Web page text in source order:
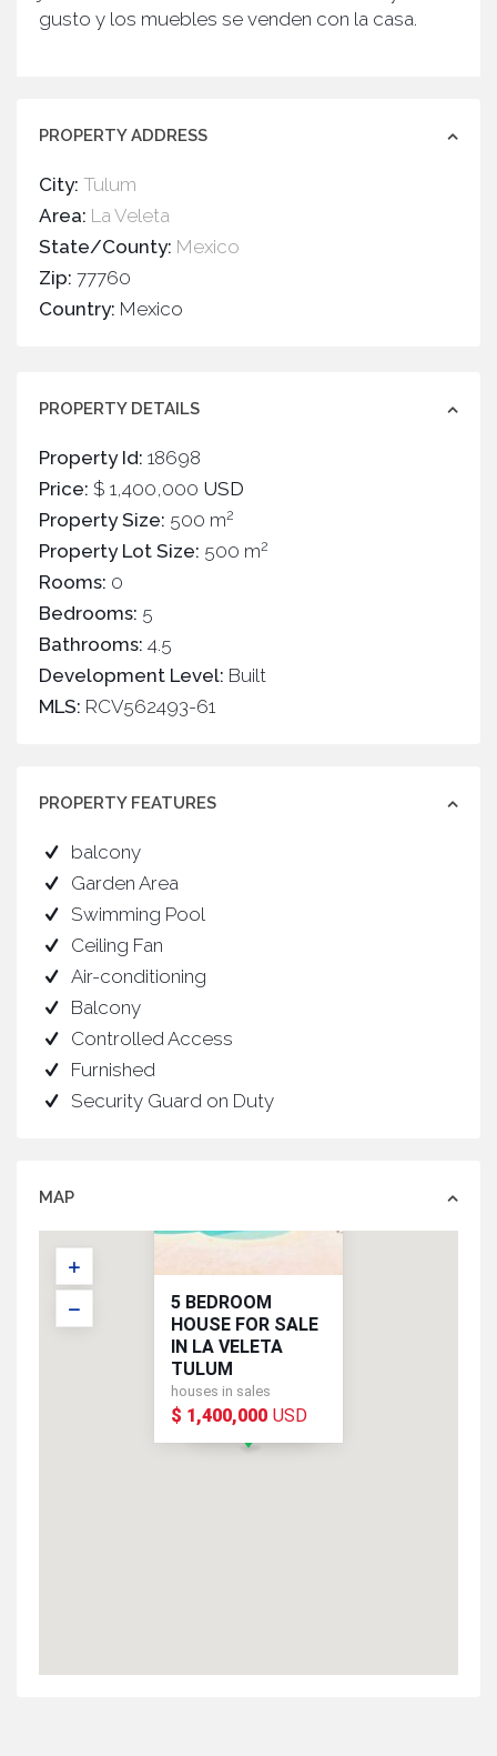
gusto y los muebles se venden con la casa.
PROPERTY ADDRESS
City: Tulum
Area: La Veleta
State/County: Mexico
Zip: 77760
Country: Mexico
PROPERTY DETAILS
Property Id: 18698
Price: $ 1,400,000 USD
Property Size: 500 m2
Property Lot Size: 500 m2
Rooms: 0
Bedrooms: 5
Bathrooms: 4.5
Development Level: Built
MLS: RCV562493-61
PROPERTY FEATURES
balcony
Garden Area
Swimming Pool
Ceiling Fan
Air-conditioning
Balcony
Controlled Access
Furnished
Security Guard on Duty
MAP
$ 1,400,000 USD
5 BEDROOM
HOUSE FOR SALE
IN LA VELETA
TULUM
houses in sales
$ 1,400,000 USD